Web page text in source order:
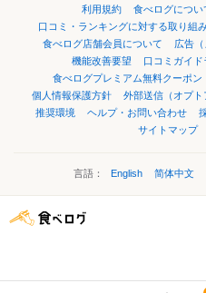
利用規約 食べログについ
口コミ・ランキングに対する取り組
食べログ店舗会員について
広告
機能改善要望
口コミガイド
食べログプレミアム無料クーポン
個人情報保護方針
外部送信（オプト
推奨環境
ヘルプ・お問い合わせ
サイトマップ
言語： English 简体中文